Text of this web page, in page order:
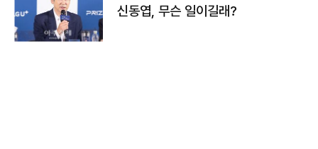
신동엽, 무슨 일이길래?